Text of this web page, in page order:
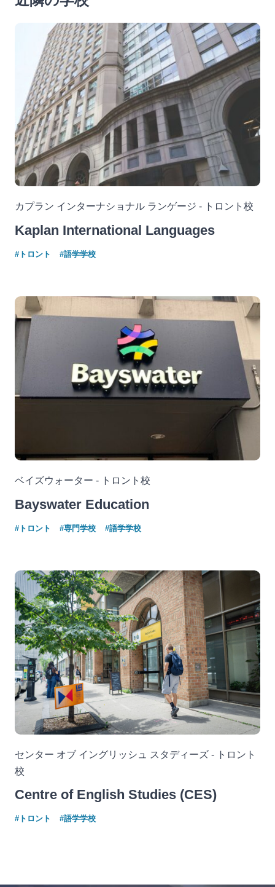
カプラン インターナショナル ランゲージ - トロント校
Kaplan International Languages
#トロント #語学学校
ベイズウォーター - トロント校
Bayswater Education
#トロント #専門学校 #語学学校
センター オブ イングリッシュ スタディーズ - トロント
校
Centre of English Studies (CES)
#トロント #語学学校